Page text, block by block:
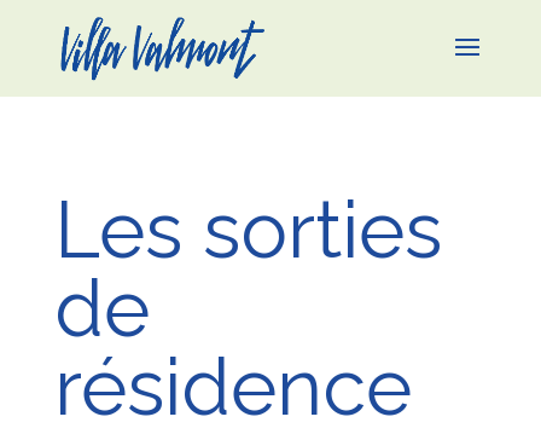
Les sorties
de
résidence